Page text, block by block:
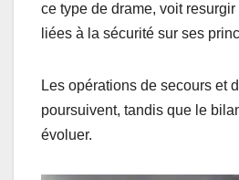
ce type de drame, voit
liées à la sécurité sur ses
Les opérations de secours et
poursuivent, tandis que le
évoluer.